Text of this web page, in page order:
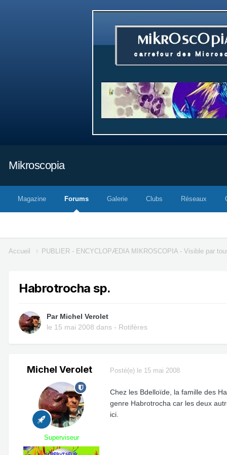
Mikroscopia
Magazine Forums Galerie Clubs Réseaux
Accueil PUBLIER - ENCYCLOPÆDIA MIKROSCOPIA - Visible par
Habrotrocha sp.
Par Michel Verolet
le 15 mai 2008 dans - Rotifères
Michel Verolet
Superviseur
Posté(e) le 15 mai 2008
Chez les Bdelloïde, la famille des
genre Habrotrocha car les deux
ici.